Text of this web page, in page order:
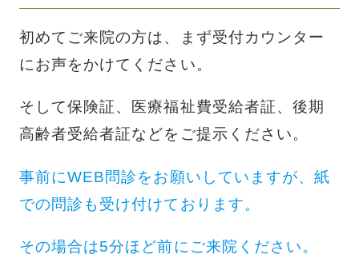
初めてご来院の方は、まず受付カウンター
にお声をかけてください。
そして保険証、医療福祉費受給者証、後期
高齢者受給者証などをご提示ください。
事前にWEB問診をお願いしていますが、紙
での問診も受け付けております。
その場合は5分ほど前にご来院ください。